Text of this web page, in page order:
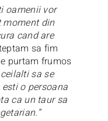
oamenii vor
moment din
cand are
sa fim
purtam frumos
sa se
o persoana
ca un taur sa